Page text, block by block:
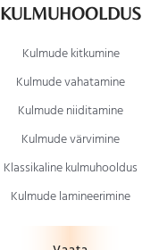
KULMUHOOLDUS
Kulmude kitkumine
Kulmude vahatamine
Kulmude niiditamine
Kulmude värvimine
Klassikaline kulmuhooldus
Kulmude lamineerimine